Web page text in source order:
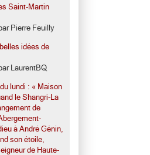
Saint-Martin
Pierre Feuilly
idées de
LaurentBQ
lundi : « Maison
le Shangri-La
de
à André Génin,
son étoile,
de Haute-